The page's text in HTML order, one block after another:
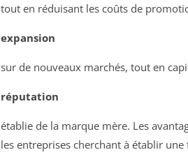
tout en réduisant les coûts de
expansion
sur de nouveaux marchés, tout en
réputation
établie de la marque mère. Les
les entreprises cherchant à établir